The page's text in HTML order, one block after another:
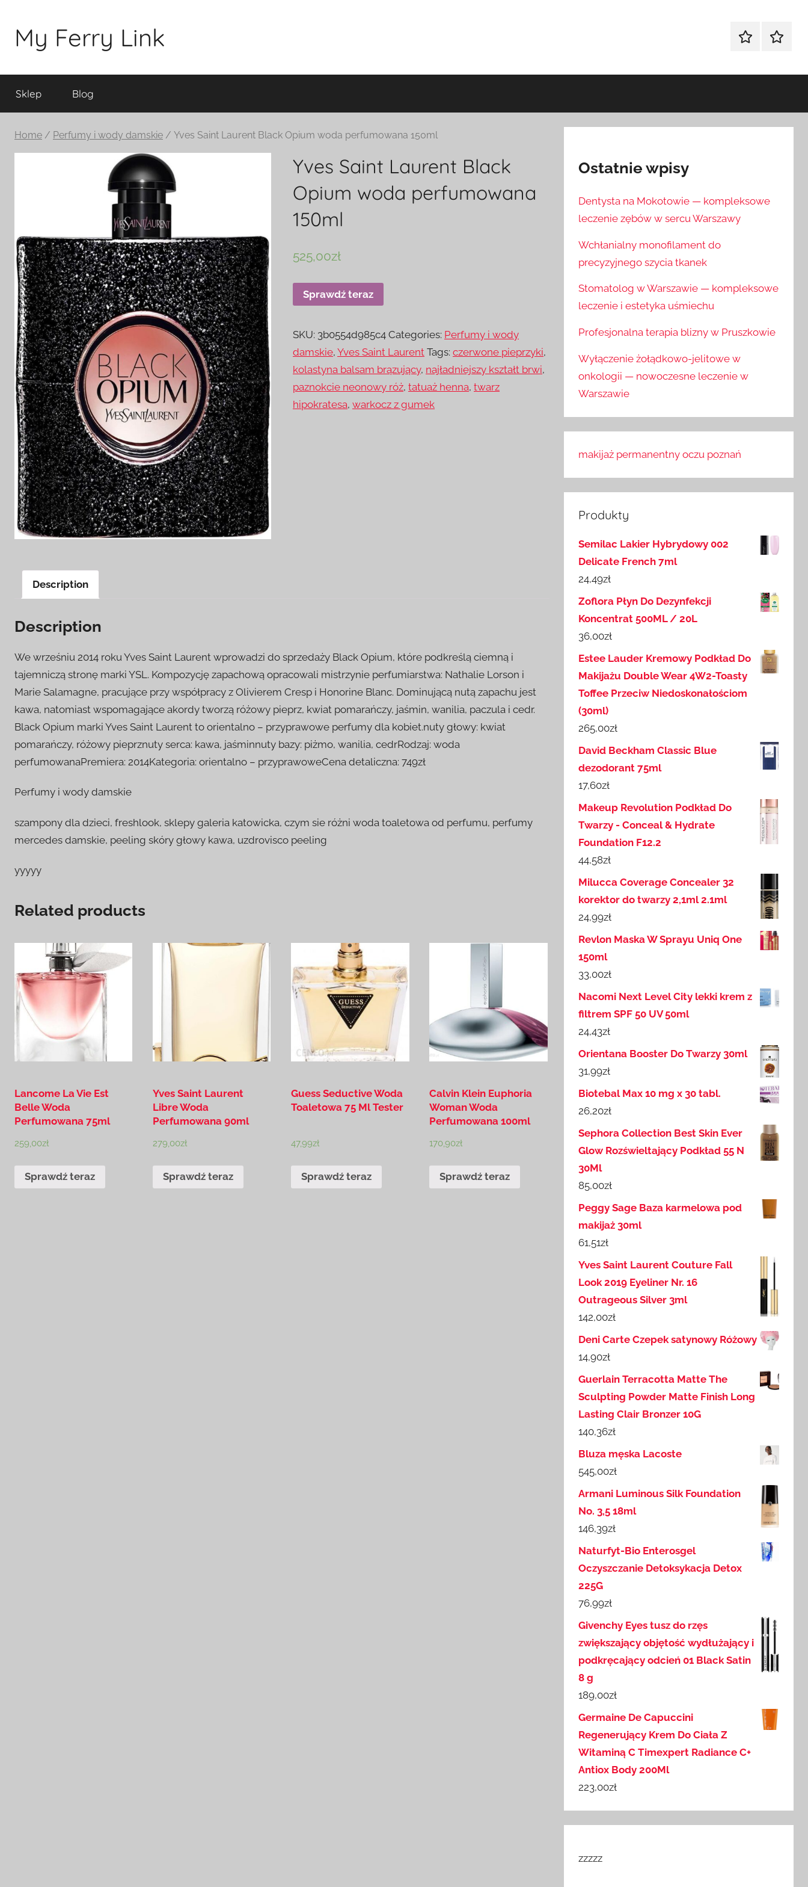
treściMy Ferry Link Sklep Blog
Sklep Blog
Home / Perfumy i wody damskie / Yves Saint Laurent Black Opium woda perfumowana 150ml
Yves Saint Laurent Black
Opium woda perfumowana
150ml
525,00zł
Sprawdź teraz
SKU: 3b0554d985c4 Categories: Perfumy i wody
damskie,Yves Saint Laurent Tags:czerwone pieprzyki,
kolastyna balsam brązujący, najładniejszy kształt brwi,
paznokcie neonowy róż,tatuaż henna,twarz
hipokratesa,warkocz z gumek
Description
Description
We wrześniu 2014 roku Yves Saint Laurent wprowadzi do sprzedaży Black Opium, które podkreślą ciemną i
tajemniczą stronę marki YSL. Kompozycję zapachową opracowali mistrzynie perfumiarstwa: Nathalie Lorson i
Marie Salamagne, pracujące przy współpracy z Olivierem Cresp i Honorine Blanc. Dominującą nutą zapachu jest
kawa, natomiast wspomagające akordy tworzą różowy pieprz, kwiat pomarańczy, jaśmin, wanilia, paczula i cedr.
Black Opium marki Yves Saint Laurent to orientalno – przyprawowe perfumy dla kobiet.nuty głowy: kwiat
pomarańczy, różowy pieprznuty serca: kawa, jaśminnuty bazy: piżmo, wanilia, cedrRodzaj: woda
perfumowanaPremiera: 2014Kategoria: orientalno – przyprawoweCena detaliczna: 749zł
Perfumy i wody damskie
szampony dla dzieci, freshlook, sklepy galeria katowicka, czym sie różni woda toaletowa od perfumu, perfumy
mercedes damskie, peeling skóry głowy kawa, uzdrovisco peeling
yyyyy
Related products
Lancome La Vie Est
Belle Woda
Perfumowana 75ml
259,00zł
Sprawdź teraz
Yves Saint Laurent
Libre Woda
Perfumowana 90ml
279,00zł
Sprawdź teraz
Guess Seductive Woda
Toaletowa 75 Ml Tester
47,99zł
Sprawdź teraz
Calvin Klein Euphoria
Woman Woda
Perfumowana 100ml
170,90zł
Sprawdź teraz
Ostatnie wpisy
Dentysta na Mokotowie — kompleksowe
leczenie zębów w sercu Warszawy
Wchłanialny monofilament do
precyzyjnego szycia tkanek
Stomatolog w Warszawie — kompleksowe
leczenie i estetyka uśmiechu
Profesjonalna terapia blizny w Pruszkowie
Wyłączenie żołądkowo-jelitowe w
onkologii — nowoczesne leczenie w
Warszawie
makijaż permanentny oczu poznań
Produkty
Semilac Lakier Hybrydowy 002
Delicate French 7ml
24,49zł
Zoflora Płyn Do Dezynfekcji
Koncentrat 500ML / 20L
36,00zł
Estee Lauder Kremowy Podkład Do
Makijażu Double Wear 4W2-Toasty
Toffee Przeciw Niedoskonałościom
(30ml)
265,00zł
David Beckham Classic Blue
dezodorant 75ml
17,60zł
Makeup Revolution Podkład Do
Twarzy - Conceal & Hydrate
Foundation F12.2
44,58zł
Milucca Coverage Concealer 32
korektor do twarzy 2,1ml 2.1ml
24,99zł
Revlon Maska W Sprayu Uniq One
150ml
33,00zł
Nacomi Next Level City lekki krem z
filtrem SPF 50 UV 50ml
24,43zł
Orientana Booster Do Twarzy 30ml
31,99zł
Biotebal Max 10 mg x 30 tabl.
26,20zł
Sephora Collection Best Skin Ever
Glow Rozświeltający Podkład 55 N
30Ml
85,00zł
Peggy Sage Baza karmelowa pod
makijaż 30ml
61,51zł
Yves Saint Laurent Couture Fall
Look 2019 Eyeliner Nr. 16
Outrageous Silver 3ml
142,00zł
Deni Carte Czepek satynowy Różowy
14,90zł
Guerlain Terracotta Matte The
Sculpting Powder Matte Finish Long
Lasting Clair Bronzer 10G
140,36zł
Bluza męska Lacoste
545,00zł
Armani Luminous Silk Foundation
No. 3,5 18ml
146,39zł
Naturfyt-Bio Enterosgel
Oczyszczanie Detoksykacja Detox
225G
76,99zł
Givenchy Eyes tusz do rzęs
zwiększający objętość wydłużający i
podkręcający odcień 01 Black Satin
8 g
189,00zł
Germaine De Capuccini
Regenerujący Krem Do Ciała Z
Witaminą C Timexpert Radiance C+
Antiox Body 200Ml
223,00zł
zzzzz